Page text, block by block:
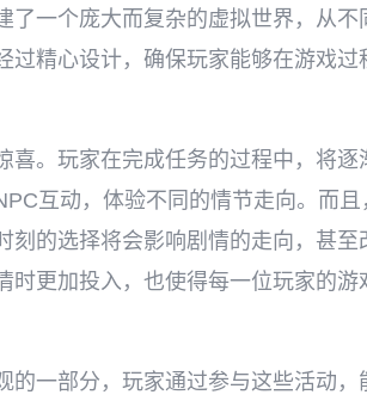
一个庞大而复杂的虚拟世界，从不
精心设计，确保玩家能够在游戏过
喜。玩家在完成任务的过程中，将逐
互动，体验不同的情节走向。而且
刻的选择将会影响剧情的走向，甚至
时更加投入，也使得每一位玩家的游
的一部分，玩家通过参与这些活动，